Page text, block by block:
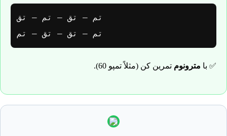
تم – تق – تق – تم
✅ با مترونوم تمرین کن (مثلاً تمپو 60).